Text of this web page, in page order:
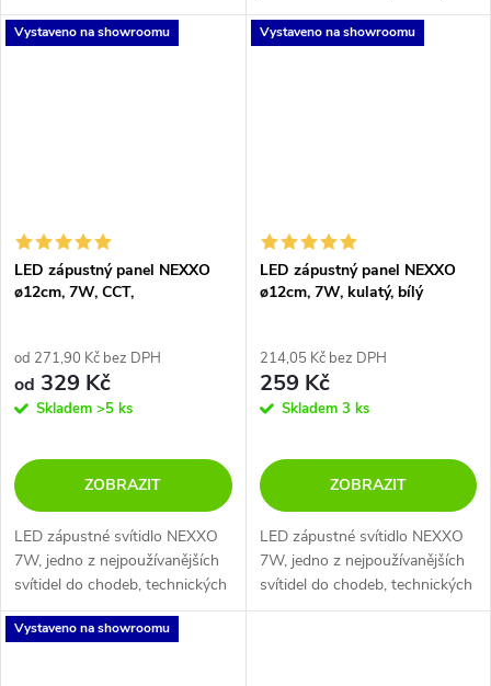
rámečkem s 2 LED bodovými
světly. Chromatičnost 3000K
Díky LED technologii ušetříte až
80% nákladů na osvětlení.
Vystaveno na showroomu
LED zápustný panel NEXXO
ø12cm, 7W, CCT,
od 271,90 Kč bez DPH
od 329 Kč
Skladem >5 ks
ZOBRAZIT
LED zápustné svítidlo NEXXO
7W, jedno z nejpoužívanějších
svítidel do chodeb, technických
místností, toalet či jako
bodovky po obvodu obývacího
Vystaveno na showroomu
LED zápustný panel NEXXO
ø12cm, 7W, kulatý, bílý
214,05 Kč bez DPH
259 Kč
Skladem 3 ks
ZOBRAZIT
LED zápustné svítidlo NEXXO
7W, jedno z nejpoužívanějších
svítidel do chodeb, technických
místností, toalet či jako
Vystaveno na showroomu